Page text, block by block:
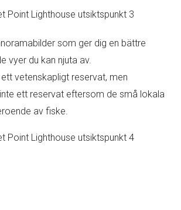
som ger dig en bättre
vyer du kan njuta av.
vetenskapligt reservat, men
ett reservat eftersom de små lokala
av fiske.